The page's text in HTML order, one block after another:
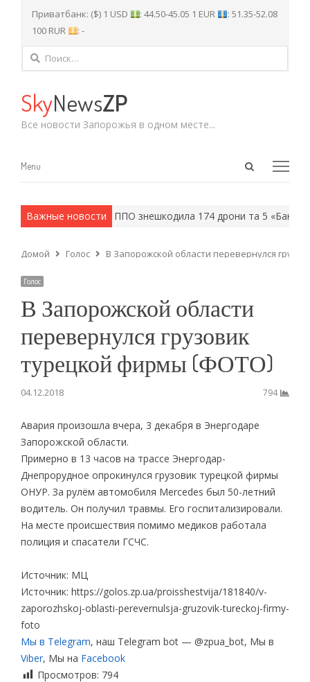
Приватбанк: ($) 1 USD : 44.50-45.05 1 EUR
: 51.35-52.08
100 RUR
: -
Найти:
SkyNewsZP
Все новости Запорожья в одном месте...
Open
Menu
Menu
Важные новости
методы. ППО знешкодила 174 дрони та 5
Домой Голос В Запорожской области перевернулся
Голос
В Запорожской области
перевернулся грузовик
турецкой фирмы (ФОТО)
04.12.2018 794
Авария произошла вчера, 3 декабря в Энергодаре
Запорожской области.
Примерно в 13 часов на трассе Энергодар-
Днепрорудное опрокинулся грузовик турецкой фирмы
ОНУР. За рулём автомобиля Mercedes был 50-летний
водитель. Он получил травмы. Его госпитализировали.
На месте происшествия помимо медиков работала
полиция и спасатели ГСЧС.
Источник: МЦ
Источник: https://golos.zp.ua/proisshestvija/181840/v-
zaporozhskoj-oblasti-perevernulsja-gruzovik-tureckoj-firmy-
foto
Мы в Telegram, наш Telegram bot — @zpua_bot, Мы в
Viber, Мы на Facebook
Просмотров: 794